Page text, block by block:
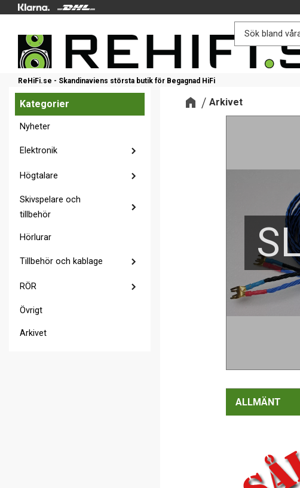
ReHiFi.se - Skandinaviens största butik för Begagnad HiFi
Arkivet
ALLMÄNT
Kategorier
Nyheter
Elektronik
Högtalare
Skivspelare och
tillbehör
Hörlurar
Tillbehör och kablage
RÖR
Övrigt
Arkivet